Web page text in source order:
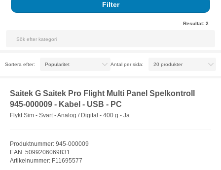
Filter
Resultat: 2
Sortera efter: Antal per sida:
Saitek G Saitek Pro Flight Multi Panel Spelkontroll
945-000009 - Kabel - USB - PC
Flykt Sim - Svart - Analog / Digital - 400 g - Ja
Produktnummer: 945-000009
EAN: 5099206069831
Artikelnummer: F11695577